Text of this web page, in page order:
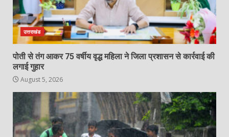
उत्तराखंड
पोती से तंग आकर 75 वर्षीय वृद्ध महिला ने जिला प्रशासन से कार्रवाई की
लगाई गुहार
August 5, 2026